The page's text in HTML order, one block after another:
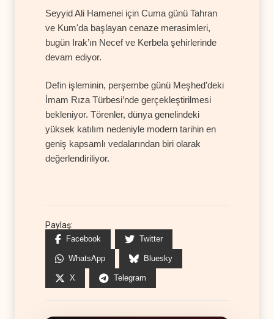
Seyyid Ali Hamenei için Cuma günü Tahran
ve Kum'da başlayan cenaze merasimleri,
bugün Irak’ın Necef ve Kerbela şehirlerinde
devam ediyor.
Defin işleminin, perşembe günü Meşhed’deki
İmam Rıza Türbesi’nde gerçekleştirilmesi
bekleniyor. Törenler, dünya genelindeki
yüksek katılım nedeniyle modern tarihin en
geniş kapsamlı vedalarından biri olarak
değerlendiriliyor.
Paylaş:
Facebook Twitter
WhatsApp Bluesky
X Telegram